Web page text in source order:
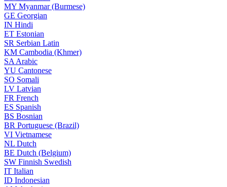
MY Myanmar (Burmese)
GE Georgian
IN Hindi
ET Estonian
SR Serbian Latin
KM Cambodia (Khmer)
SA Arabic
YU Cantonese
SO Somali
LV Latvian
FR French
ES Spanish
BS Bosnian
BR Portuguese (Brazil)
VI Vietnamese
NL Dutch
BE Dutch (Belgium)
SW Finnish Swedish
IT Italian
ID Indonesian